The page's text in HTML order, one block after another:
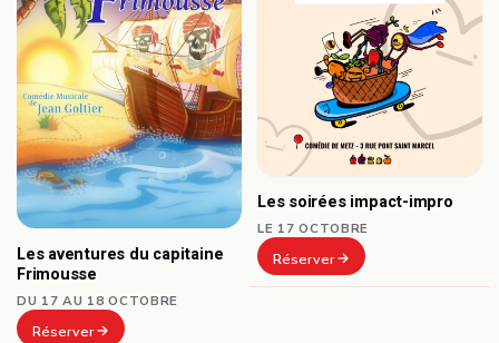
Les aventures du capitaine
Frimousse
DU 17 AU 18 OCTOBRE
Réserver
Les soirées impact-impro
LE 17 OCTOBRE
Réserver